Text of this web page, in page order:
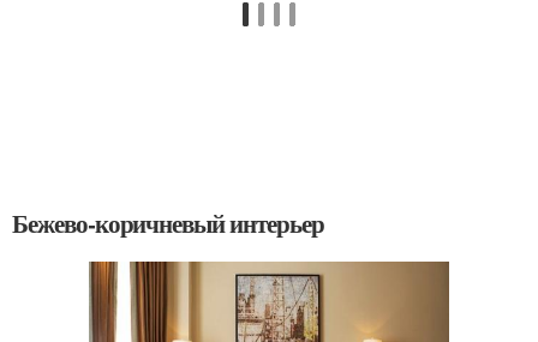
Бежево-коричневый интерьер